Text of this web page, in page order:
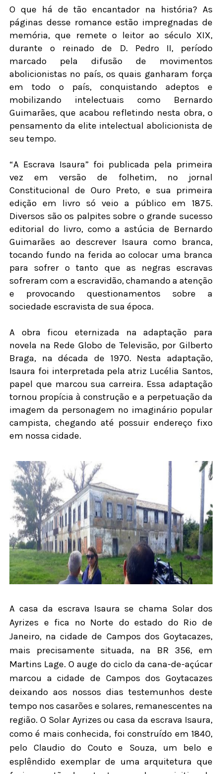
O que há de tão encantador na história? As
páginas desse romance estão impregnadas de
memória, que remete o leitor ao século XIX,
durante o reinado de D. Pedro II, período
marcado pela difusão de movimentos
abolicionistas no país, os quais ganharam força
em todo o país, conquistando adeptos e
mobilizando intelectuais como Bernardo
Guimarães, que acabou refletindo nesta obra, o
pensamento da elite intelectual abolicionista de
seu tempo.
“A Escrava Isaura” foi publicada pela primeira
vez em versão de folhetim, no jornal
Constitucional de Ouro Preto, e sua primeira
edição em livro só veio a público em 1875.
Diversos são os palpites sobre o grande sucesso
editorial do livro, como a astúcia de Bernardo
Guimarães ao descrever Isaura como branca,
tocando fundo na ferida ao colocar uma branca
para sofrer o tanto que as negras escravas
sofreram com a escravidão, chamando a atenção
e provocando questionamentos sobre a
sociedade escravista de sua época.
A obra ficou eternizada na adaptação para
novela na Rede Globo de Televisão, por Gilberto
Braga, na década de 1970. Nesta adaptação,
Isaura foi interpretada pela atriz Lucélia Santos,
papel que marcou sua carreira. Essa adaptação
tornou propícia à construção e a perpetuação da
imagem da personagem no imaginário popular
campista, chegando até possuir endereço fixo
em nossa cidade.
A casa da escrava Isaura se chama Solar dos
Ayrizes e fica no Norte do estado do Rio de
Janeiro, na cidade de Campos dos Goytacazes,
mais precisamente situada, na BR 356, em
Martins Lage. O auge do ciclo da cana-de-açúcar
marcou a cidade de Campos dos Goytacazes
deixando aos nossos dias testemunhos deste
tempo nos casarões e solares, remanescentes na
região. O Solar Ayrizes ou casa da escrava Isaura,
como é mais conhecida, foi construído em 1840,
pelo Claudio do Couto e Souza, um belo e
esplêndido exemplar de uma arquitetura que